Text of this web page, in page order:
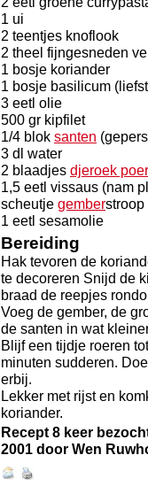
1 ui
2 teentjes knoflook
2 theel fijngesneden
1 bosje koriander
1 bosje basilicum
3 eetl olie
500 gr kipfilet
1/4 blok santen
3 dl water
2 blaadjes djeroek
1,5 eetl vissaus (nam
scheutje gemberstroop
1 eetl sesamolie
Bereiding
Hak tevoren de
te decoreren Snijd de
braad de reepjes
Voeg de gember, de
de santen in wat
Blijf een tijdje roeren
minuten sudderen.
erbij.
Lekker met rijst en
koriander.
Recept 8 keer
2001 door Wen